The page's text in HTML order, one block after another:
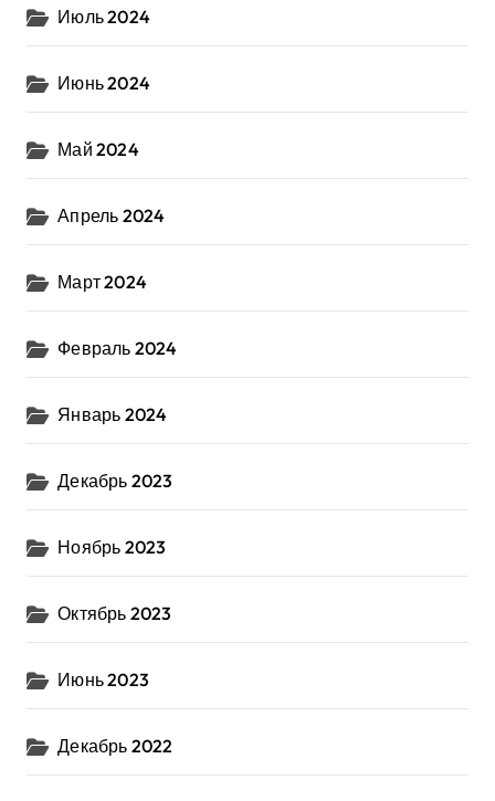
Июль 2024
Июнь 2024
Май 2024
Апрель 2024
Март 2024
Февраль 2024
Январь 2024
Декабрь 2023
Ноябрь 2023
Октябрь 2023
Июнь 2023
Декабрь 2022